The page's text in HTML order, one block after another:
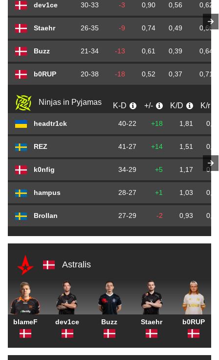
dev1ce 30-33 -3 0,90 0,56 0,62
Staehr 26-35 -9 0,74 0,49 0,66
Buzz 21-34 -13 0,61 0,39 0,64
b0RUP 20-38 -18 0,52 0,37 0,71
Ninjas in Pyjamas K-D +/- K/D K/r
headtr1ck 40-22 +18 1,81
REZ 41-27 +14 1,51
k0nfig 34-29 +5 1,17
hampus 28-27 +1 1,03
Brollan 27-29 -2 0,93
Astralis
blameF dev1ce Buzz Staehr b0RUP